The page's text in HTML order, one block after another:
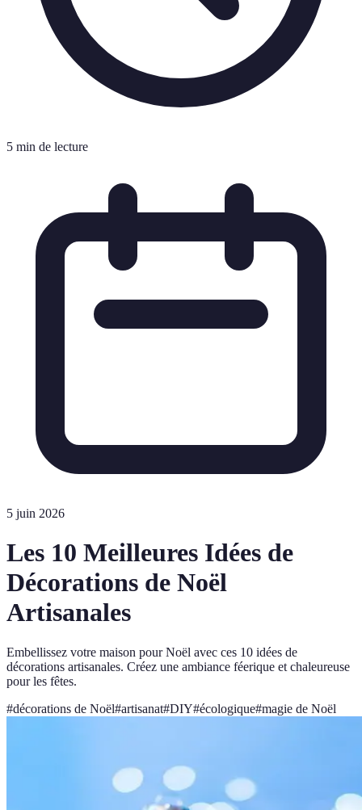
5 min de lecture
5 juin 2026
Les 10 Meilleures Idées de
Décorations de Noël
Artisanales
Embellissez votre maison pour Noël avec ces 10 idées de
décorations artisanales. Créez une ambiance féerique et chaleureuse
pour les fêtes.
#décorations de Noël#artisanat#DIY#écologique#magie de Noël